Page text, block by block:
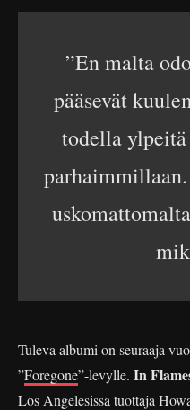
”En malta
pääsevät
todella
Tuleva albumi on seuraaja
”Foregone”-levylle. In
Los Angelesissa tuottaja